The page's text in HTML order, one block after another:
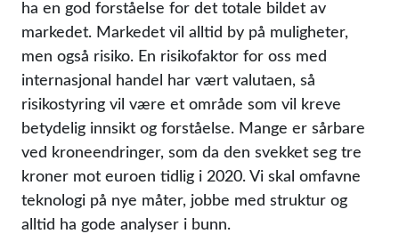
ha en god forståelse for det totale bildet av
markedet. Markedet vil alltid by på muligheter,
men også risiko. En risikofaktor for oss med
internasjonal handel har vært valutaen, så
risikostyring vil være et område som vil kreve
betydelig innsikt og forståelse. Mange er sårbare
ved kroneendringer, som da den svekket seg tre
kroner mot euroen tidlig i 2020. Vi skal omfavne
teknologi på nye måter, jobbe med struktur og
alltid ha gode analyser i bunn.